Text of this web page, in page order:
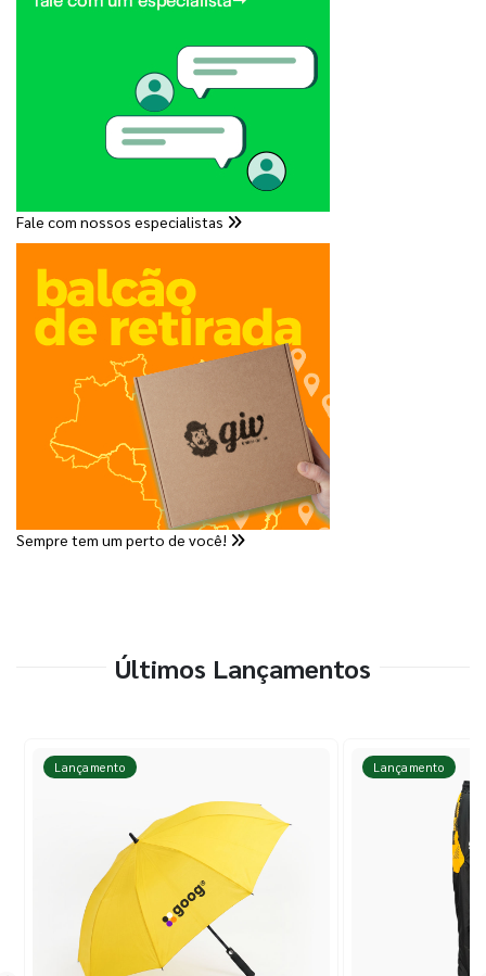
Fale com nossos especialistas
Sempre tem um perto de você!
Últimos Lançamentos
Lançamento Lançamento